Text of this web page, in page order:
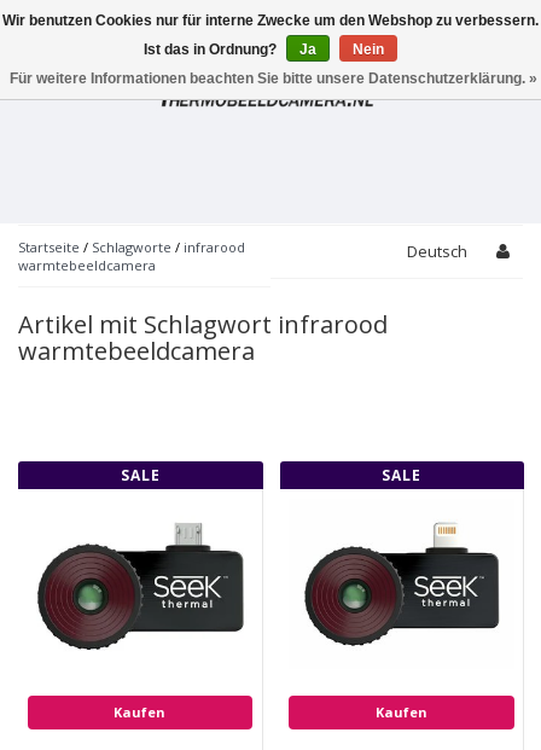
Toggle
Startseite / Schlagworte / infrarood
warmtebeeldcamera
Deutsch
Artikel mit Schlagwort infrarood
warmtebeeldcamera
SALE
Kaufen
SALE
Kaufen
Wir benutzen Cookies nur für interne Zwecke um den Webshop zu verbessern.
Ist das in Ordnung?
Ja
Nein
Für weitere Informationen beachten Sie bitte unsere Datenschutzerklärung. »